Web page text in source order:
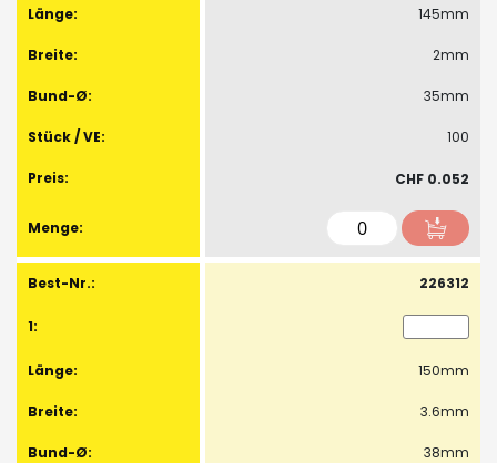
145mm
2mm
35mm
100
CHF 0.052
226312
150mm
3.6mm
38mm